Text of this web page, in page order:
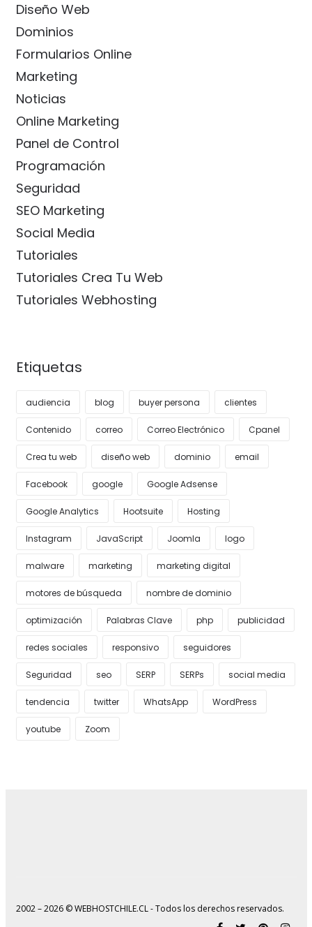
Diseño Web
Dominios
Formularios Online
Marketing
Noticias
Online Marketing
Panel de Control
Programación
Seguridad
SEO Marketing
Social Media
Tutoriales
Tutoriales Crea Tu Web
Tutoriales Webhosting
Etiquetas
audiencia blog buyer persona clientes
Contenido correo Correo Electrónico Cpanel
Crea tu web diseño web dominio email
Facebook google Google Adsense
Google Analytics Hootsuite Hosting
Instagram JavaScript Joomla logo
malware marketing marketing digital
motores de búsqueda nombre de dominio
optimización Palabras Clave php publicidad
redes sociales responsivo seguidores
Seguridad seo SERP SERPs social media
tendencia twitter WhatsApp WordPress
youtube Zoom
2002 – 2026 © WEBHOSTCHILE.CL - Todos los derechos reservados.